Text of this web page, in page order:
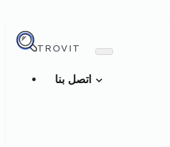
TROVIT